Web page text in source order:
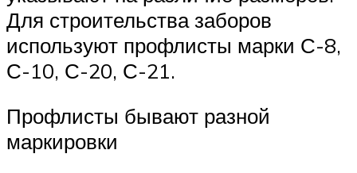
Для строительства заборов
используют профлисты марки С-8,
С-10, С-20, С-21.
Профлисты бывают разной
маркировки